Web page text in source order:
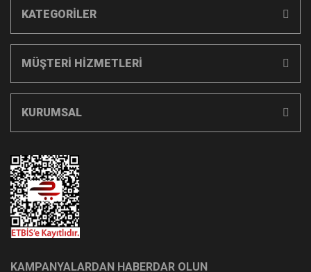
KATEGORİLER
MÜŞTERİ HİZMETLERİ
KURUMSAL
KAMPANYALARDAN HABERDAR OLUN